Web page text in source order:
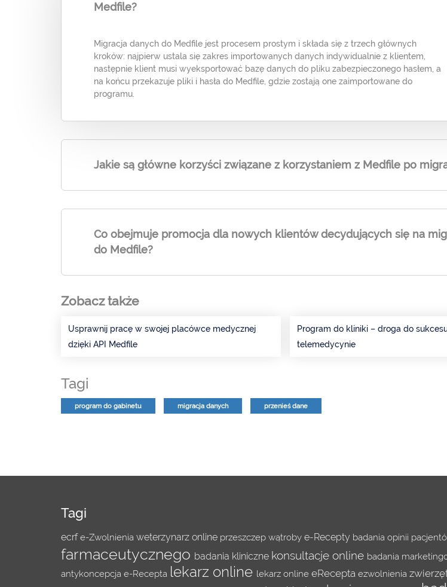
Medfile?
Migracja danych do Medfile jest procesem prostym i składa się z trzech głównych
kroków: najpierw ustala się zakres importowanych danych indywidualnie z klientem,
następnie klient musi wyeksportować bazę danych do pliku zabezpieczonego hasłem, a
na końcu przekazuje pliki i hasła do Medfile, gdzie zostają one zaimportowane do
programu.
Jakie są główne korzyści związane z korzystaniem z Medfile po
Co obejmuje promocja dla nowych klientów decydujących się na
do Medfile?
Zobacz także
Usprawnij pracę w swojej placówce medycznej
dzięki API Medfile
Program do kliniki – droga do
telemedycynie
Tagi
program do gabinetu migracja danych przenieś dane
Tagi
ecrfe-Zwolnienia weterzynarz online przeszczep wątroby e-Recepty badania opinii
farmaceutycznego badania kliniczne konsultacje online badania
antykoncepcja e-Recepta lekarz online lekarz online eRecepta ezwolnienia